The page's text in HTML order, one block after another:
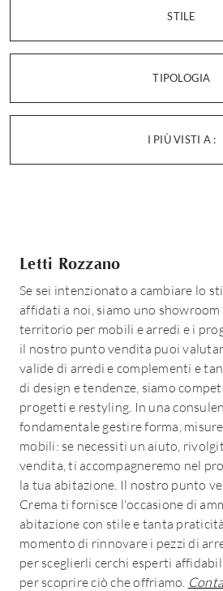
STILE
TIPOLOGIA
I PIÙ VISTI A :
Letti Rozzano
Se sei intenzionato a cambiare lo
affidati a noi, siamo uno
territorio per mobili e arredi e i
il nostro punto vendita puoi
valide di arredi e complementi e
di design e tendenze, siamo
progetti e restyling. In una
fondamentale gestire forma,
mobili: se necessiti un aiuto,
vendita, ti accompagneremo nel
la tua abitazione. Il nostro punto
Crema ti fornisce l'occasione di
abitazione con stile e tanta
momento di rinnovare i pezzi di
per sceglierli cerchi esperti
per scoprire ciò che offriamo.